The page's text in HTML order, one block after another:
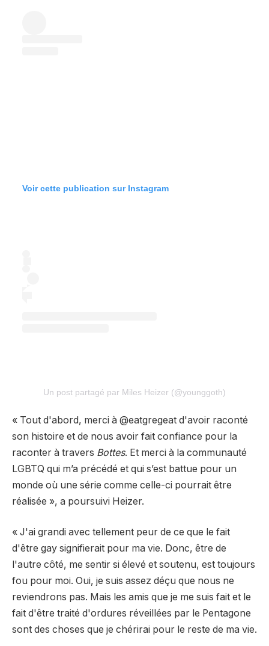
Voir cette publication sur Instagram
Un post partagé par Miles Heizer (@younggoth)
« Tout d'abord, merci à @eatgregeat d'avoir raconté
son histoire et de nous avoir fait confiance pour la
raconter à travers Bottes. Et merci à la communauté
LGBTQ qui m’a précédé et qui s’est battue pour un
monde où une série comme celle-ci pourrait être
réalisée », a poursuivi Heizer.
« J'ai grandi avec tellement peur de ce que le fait
d'être gay signifierait pour ma vie. Donc, être de
l'autre côté, me sentir si élevé et soutenu, est toujours
fou pour moi. Oui, je suis assez déçu que nous ne
reviendrons pas. Mais les amis que je me suis fait et le
fait d'être traité d'ordures réveillées par le Pentagone
sont des choses que je chérirai pour le reste de ma vie.